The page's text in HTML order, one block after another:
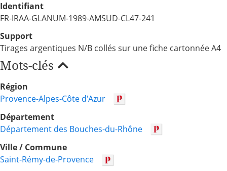
Identifiant
FR-IRAA-GLANUM-1989-AMSUD-CL47-241
Support
Tirages argentiques N/B collés sur une fiche cartonnée A4
Mots-clés
Région
Provence-Alpes-Côte d'Azur
Département
Département des Bouches-du-Rhône
Ville / Commune
Saint-Rémy-de-Provence